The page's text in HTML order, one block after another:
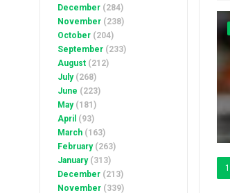
December (284)
November (238)
October (204)
September (233)
August (212)
July(268)
June (223)
May(181)
April (93)
March (163)
February(263)
January(313)
December (213)
November (339)
1